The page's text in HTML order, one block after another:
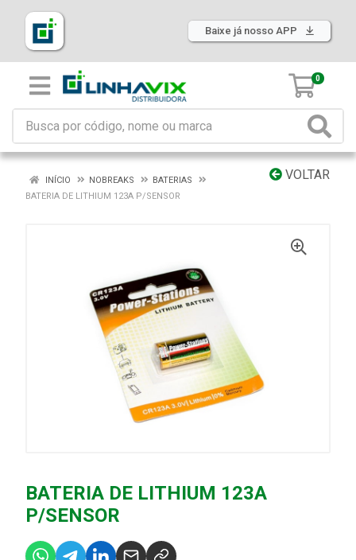
Baixe já nosso APP
0
VOLTAR
INÍCIO NOBREAKS
BATERIAS
BATERIA DE LITHIUM 123A P/SENSOR
BATERIA DE LITHIUM 123A
P/SENSOR